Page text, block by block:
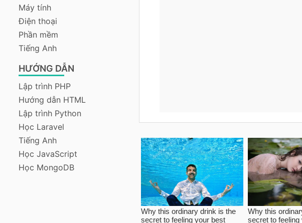
Máy tính
Điện thoại
Phần mềm
Tiếng Anh
HƯỚNG DẪN
Lập trình PHP
Hướng dẫn HTML
Lập trình Python
Học Laravel
Tiếng Anh
Học JavaScript
Học MongoDB